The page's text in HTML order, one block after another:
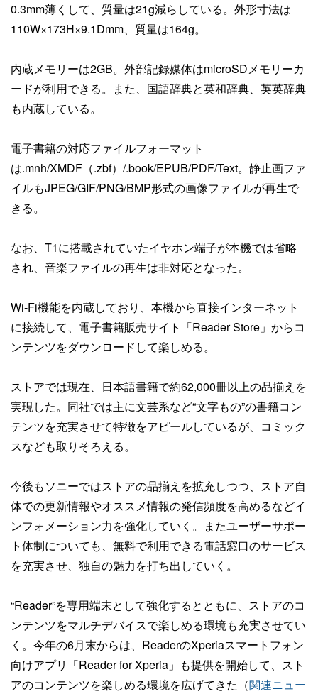
0.3mm薄くして、質量は21g減らしている。外形寸法は
110W×173H×9.1Dmm、質量は164g。
内蔵メモリーは2GB。外部記録媒体はmicroSDメモリーカ
ードが利用できる。また、国語辞典と英和辞典、英英辞典
も内蔵している。
電子書籍の対応ファイルフォーマット
は.mnh/XMDF（.zbf）/.book/EPUB/PDF/Text。静止画ファ
イルもJPEG/GIF/PNG/BMP形式の画像ファイルが再生で
きる。
なお、T1に搭載されていたイヤホン端子が本機では省略
され、音楽ファイルの再生は非対応となった。
Wi-Fi機能を内蔵しており、本機から直接インターネット
に接続して、電子書籍販売サイト「Reader Store」からコ
ンテンツをダウンロードして楽しめる。
ストアでは現在、日本語書籍で約62,000冊以上の品揃えを
実現した。同社では主に文芸系など“文字もの”の書籍コン
テンツを充実させて特徴をアピールしているが、コミック
スなども取りそろえる。
今後もソニーではストアの品揃えを拡充しつつ、ストア自
体での更新情報やオススメ情報の発信頻度を高めるなどイ
ンフォメーション力を強化していく。またユーザーサポー
ト体制についても、無料で利用できる電話窓口のサービス
を充実させ、独自の魅力を打ち出していく。
“Reader”を専用端末として強化するとともに、ストアのコ
ンテンツをマルチデバイスで楽しめる環境も充実させてい
く。今年の6月末からは、ReaderのXperiaスマートフォン
向けアプリ「Reader for Xperia」も提供を開始して、スト
アのコンテンツを楽しめる環境を広げてきた（関連ニュー